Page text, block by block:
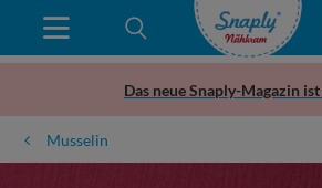
Das neue Snaply-Magazin
Musselin